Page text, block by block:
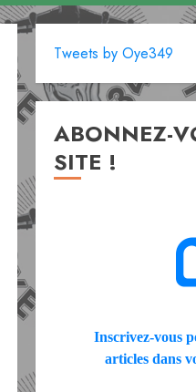
Tweets by Oye349
ABONNEZ-
SITE !
Inscrivez-vous
articles dans